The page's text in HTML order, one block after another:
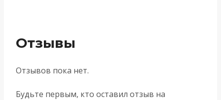
Отзывы
Отзывов пока нет.
Будьте первым, кто оставил отзыв на